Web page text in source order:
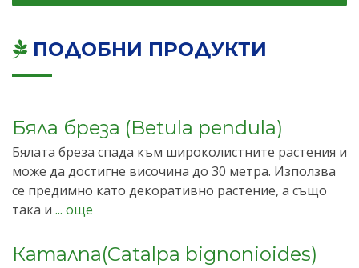
ПОДОБНИ ПРОДУКТИ
Бяла бреза (Betula pendula)
Бялата бреза спада към широколистните растения и
може да достигне височина до 30 метра. Използва
се предимно като декоративно растение, а също
така и ... още
Каталпа(Catalpa bignonioides)